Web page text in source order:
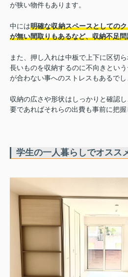
が狭い物件もあります。
中には明確な収納スペースとしての
が無い間取りもあるなど、収納不足問
また、押し入れは中板で上下に区切
長いものを収納するのに不向きとい
が合わない事へのストレスもあるでし
収納の広さや形状はしっかりと確認
要であればそれらの出費も事前に把握
学生の一人暮らしでオスス